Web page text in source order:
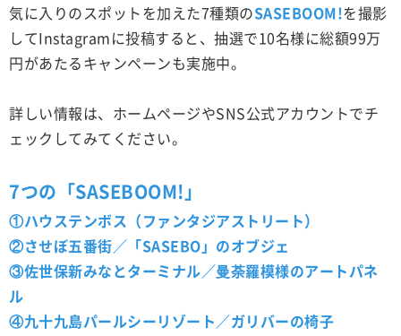
気に入りのスポットを加えた7種類のSASEBOOM!を撮影
してInstagramに投稿すると、抽選で10名様に総額99万
円があたるキャンペーンも実施中。
詳しい情報は、ホームページやSNS公式アカウントでチ
ェックしてみてください。
7つの「SASEBOOM!」
①ハウステンボス（ファンタジアストリート）
②させぼ五番街／「SASEBO」のオブジェ
③佐世保新みなとターミナル／曼荼羅模様のアートパネ
ル
④九十九島パールシーリゾート／ガリバーの椅子